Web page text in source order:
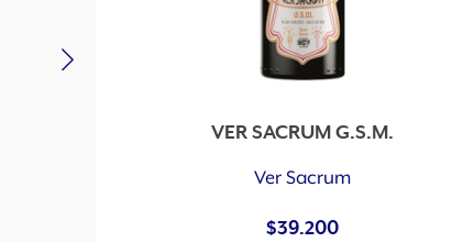
VER SACRUM G.S.M.
Ver Sacrum
$39.200